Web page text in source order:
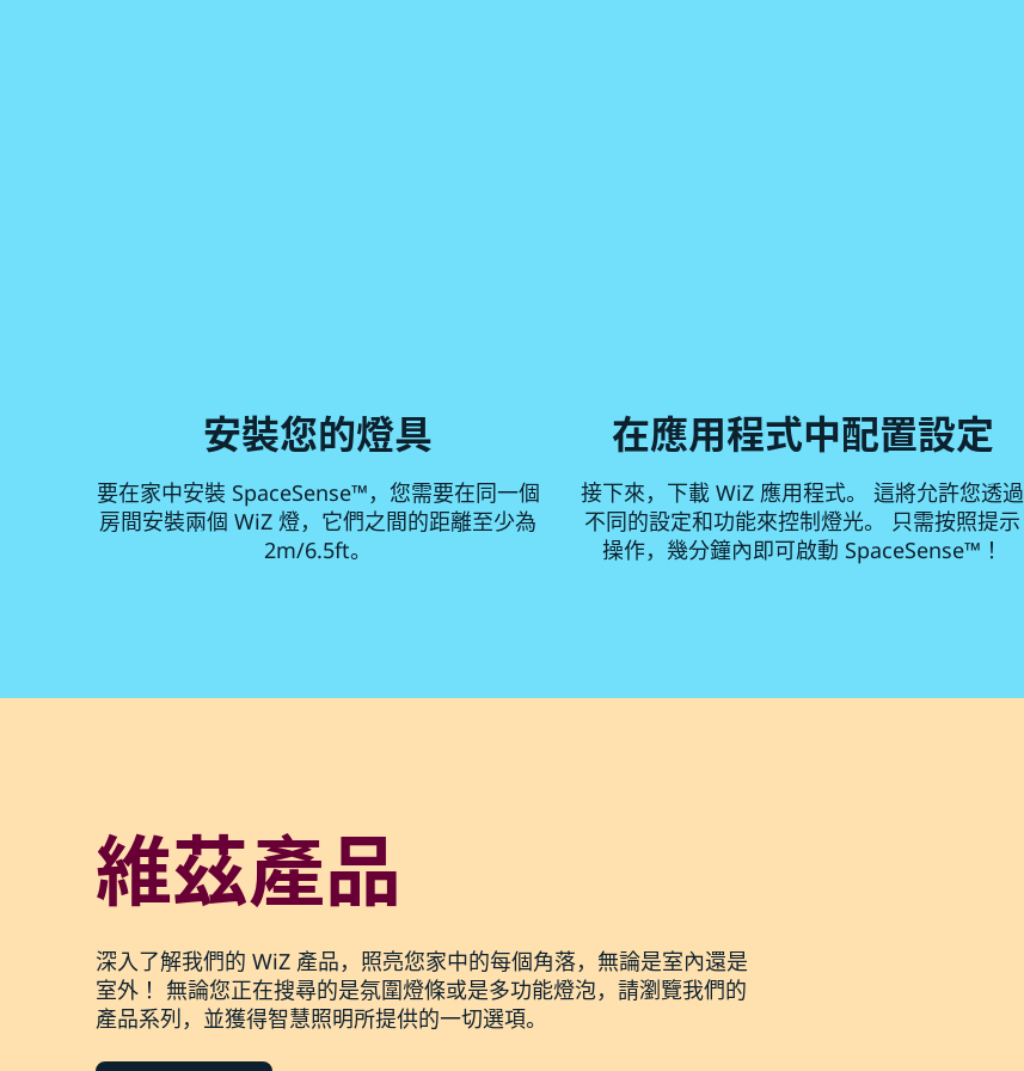
安裝您的燈具
要在家中安裝 SpaceSense™，您需要在同一個
房間安裝兩個 WiZ 燈，它們之間的距離至少為
2m/6.5ft。
在應用程式中配置設定
接下來，下載 WiZ 應用程式。 這將允許您透過
不同的設定和功能來控制燈光。 只需按照提示
操作，幾分鐘內即可啟動 SpaceSense™！
維茲產品
深入了解我們的 WiZ 產品，照亮您家中的每個角落，無論是室內還是
室外！ 無論您正在搜尋的是氛圍燈條或是多功能燈泡，請瀏覽我們的
產品系列，並獲得智慧照明所提供的一切選項。